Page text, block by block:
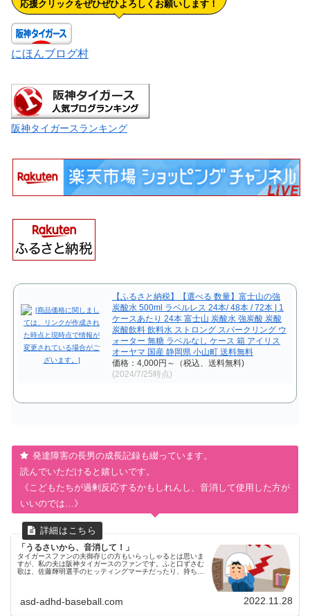
応援クリックをぜひぜひよろしくお願いします！
にほんブログ村
阪神タイガースランキング
【ふるさと納税】【選べる 数量】富士山の強
炭酸水 500ml ラベルレス 24本/ 48本 / 72本 | 1
ケースあたり 24本 富士山 炭酸水 強炭酸 炭酸
炭酸飲料 飲料水 ストロング スパークリング ウ
ォーター 無糖 ラベルなし ケース 箱 アイリス
オーヤマ 国産 静岡県 小山町 送料無料
価格：4,000円～（税込、送料無料)
(2024/7/25時点)
発達障害の長男の成長記録も綴っています。
読んでいただけると嬉しいです。
《こどもたちが過剰反応するかもしれんし、音消して使用した方が
いいのでは…》
「うるさいから、音消して！」
タイガースファンの夫御存じの方もいらっしゃるとは思いま
すが、私の夫は阪神タイガースのファンです。ふと口ずさむ
歌は、佐藤輝明選手のヒッティングマーチだったり、持ち物
asd-adhd-baseball.com 2022.11.28